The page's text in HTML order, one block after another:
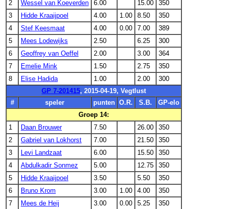
2
Wessel van Koeverden 6.00 15.00
350
3
Hidde Kraaijpoel 4.00 1.00 8.50
350
4
Stef Keesmaat 4.00 0.00 7.00
389
5
Mees Lodewijks 2.50 6.25
300
6
Geoffrey van Oeffel 2.00 3.00
364
7
Emelie Mink 1.50 2.75
350
8
Elise Hadida 1.00 2.00
300
GP 7-201415, 2015-04-19, Vegtlust
#
speler punten O.R. S.B.
GP-elo
Groep 14:
1
Daan Brouwer 7.50 26.00
350
2
Gabriel van Lokhorst 7.00 21.50
350
3
Levi Landzaat 6.00 15.50
350
4
Abdulkadir Sonmez 5.00 12.75
350
5
Hidde Kraaijpoel 3.50 5.50
350
6
Bruno Krom 3.00 1.00 4.00
350
7
Mees de Heij 3.00 0.00 5.25 350